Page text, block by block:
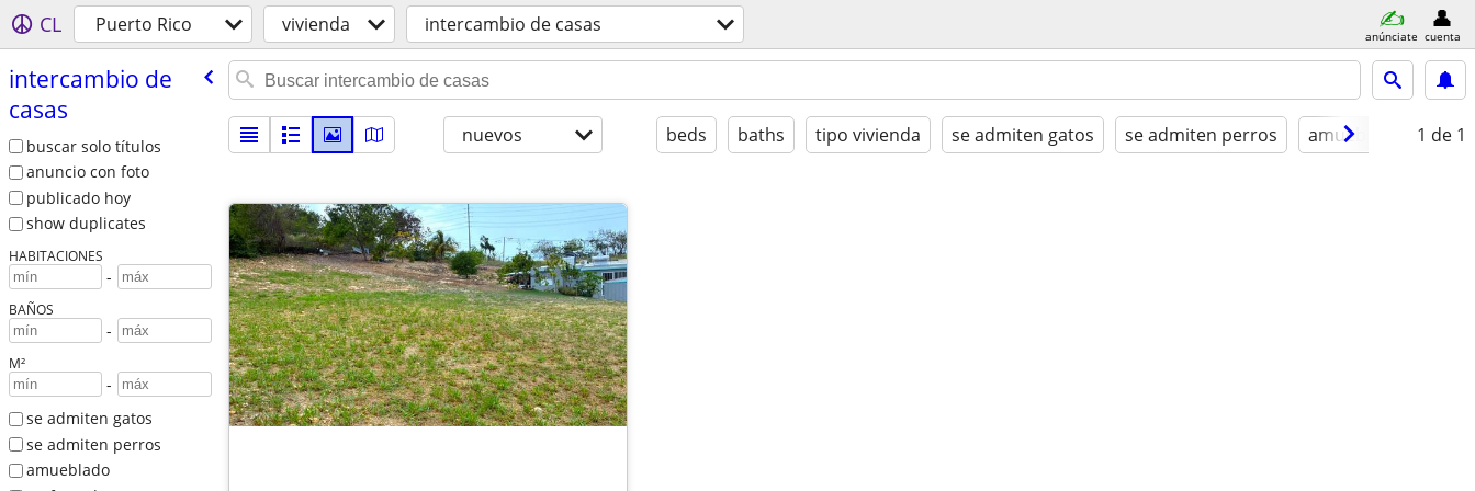
CL Puerto Rico vivienda intercambio de casas anúnciate cuenta
intercambio de
casas
buscar solo títulos
anuncio con foto
publicado hoy
show duplicates
HABITACIONES
-
BAÑOS
-
M²
-
se admiten gatos
se admiten perros
amueblado
nuevos beds baths tipo vivienda se admiten gatos se admiten perros amueblado 1 de 1